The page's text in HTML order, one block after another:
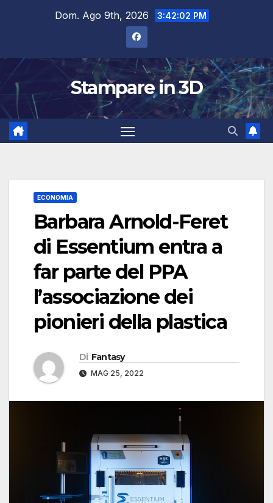
Dom. Ago 9th, 2026 3:42:03 PM
Stampare in 3D
ECONOMIA
Barbara Arnold-Feret
di Essentium entra a
far parte del PPA
l’associazione dei
pionieri della plastica
Di Fantasy
MAG 25, 2022